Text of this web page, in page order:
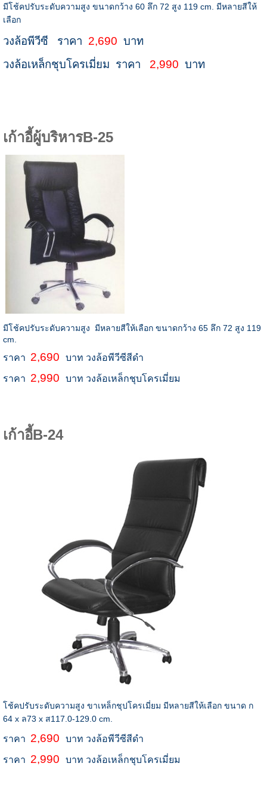
มีโช้คปรับระดับความสูง ขนาดกว้าง 60 ลึก 72 สูง 119 cm. มีหลายสีให้
เลือก
วงล้อพีวีซี ราคา 2,690 บาท
วงล้อเหล็กชุบโครเมี่ยม ราคา 2,990 บาท
เก้าอี้ผู้บริหารB-25
มีโช้คปรับระดับความสูง มีหลายสีให้เลือก ขนาดกว้าง 65 ลึก 72 สูง 119
cm.
ราคา 2,690 บาท วงล้อพีวีซีสีดำ
ราคา 2,990 บาท วงล้อเหล็กชุบโครเมี่ยม
เก้าอี้B-24
โช้คปรับระดับความสูง ขาเหล็กชุปโครเมี่ยม มีหลายสีให้เลือก ขนาด ก
64 x ล73 x ส117.0-129.0 cm.
ราคา 2,690 บาท วงล้อพีวีซีสีดำ
ราคา 2,990 บาท วงล้อเหล็กชุบโครเมี่ยม